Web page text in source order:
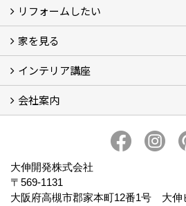
建替えたい
リフォームしたい
小さなリフォーム
大きなリフォーム
ビフォーアフター
家を見る
お客様の声
フォトギャラリー
ただいま建築中
施工実績
インテリア講座
イベント予告
イベント報告
会社案内
プライバシーポリシー
大伸開発株式会社
〒569-1131
大阪府高槻市郡家本町12番1号 大